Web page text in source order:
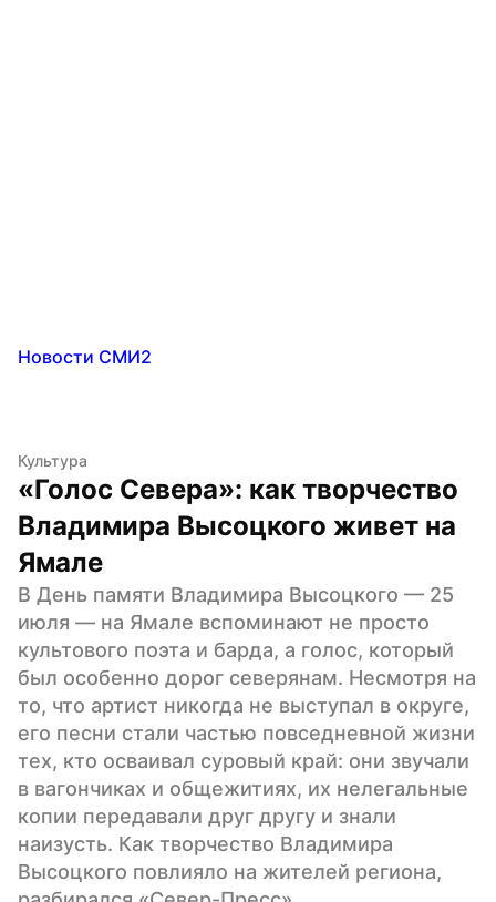
Новости СМИ2
Культура
«Голос Севера»: как творчество
Владимира Высоцкого живет на
Ямале
В День памяти Владимира Высоцкого — 25
июля — на Ямале вспоминают не просто
культового поэта и барда, а голос, который
был особенно дорог северянам. Несмотря на
то, что артист никогда не выступал в округе,
его песни стали частью повседневной жизни
тех, кто осваивал суровый край: они звучали
в вагончиках и общежитиях, их нелегальные
копии передавали друг другу и знали
наизусть. Как творчество Владимира
Высоцкого повлияло на жителей региона,